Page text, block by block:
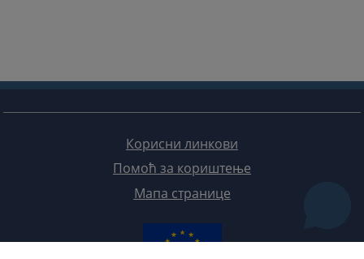
Корисни линкови
Помоћ за кориштење
Мапа странице